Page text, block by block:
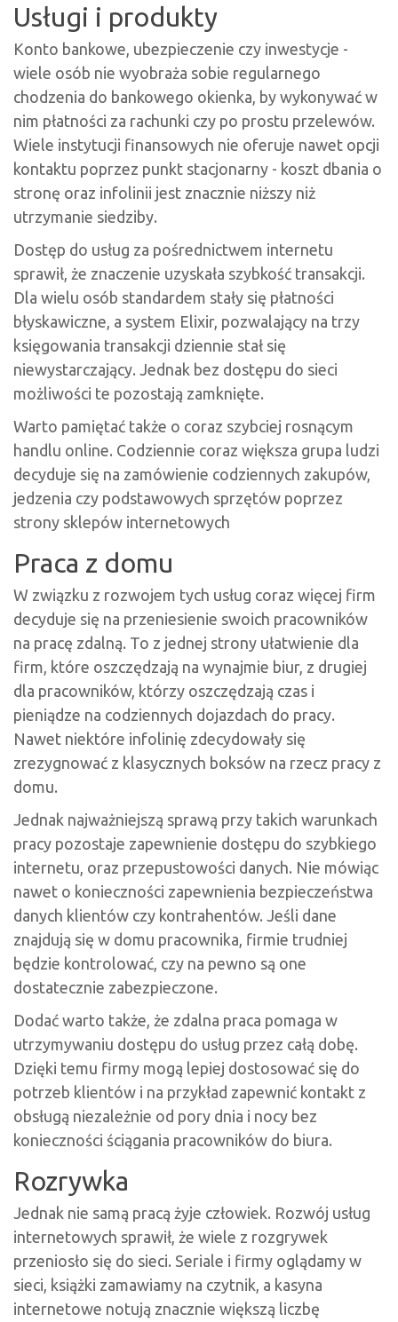
Usługi i produkty
Konto bankowe, ubezpieczenie czy inwestycje -
wiele osób nie wyobraża sobie regularnego
chodzenia do bankowego okienka, by wykonywać w
nim płatności za rachunki czy po prostu przelewów.
Wiele instytucji finansowych nie oferuje nawet opcji
kontaktu poprzez punkt stacjonarny - koszt dbania o
stronę oraz infolinii jest znacznie niższy niż
utrzymanie siedziby.
Dostęp do usług za pośrednictwem internetu
sprawił, że znaczenie uzyskała szybkość transakcji.
Dla wielu osób standardem stały się płatności
błyskawiczne, a system Elixir, pozwalający na trzy
księgowania transakcji dziennie stał się
niewystarczający. Jednak bez dostępu do sieci
możliwości te pozostają zamknięte.
Warto pamiętać także o coraz szybciej rosnącym
handlu online. Codziennie coraz większa grupa ludzi
decyduje się na zamówienie codziennych zakupów,
jedzenia czy podstawowych sprzętów poprzez
strony sklepów internetowych
Praca z domu
W związku z rozwojem tych usług coraz więcej firm
decyduje się na przeniesienie swoich pracowników
na pracę zdalną. To z jednej strony ułatwienie dla
firm, które oszczędzają na wynajmie biur, z drugiej
dla pracowników, którzy oszczędzają czas i
pieniądze na codziennych dojazdach do pracy.
Nawet niektóre infolinię zdecydowały się
zrezygnować z klasycznych boksów na rzecz pracy z
domu.
Jednak najważniejszą sprawą przy takich warunkach
pracy pozostaje zapewnienie dostępu do szybkiego
internetu, oraz przepustowości danych. Nie mówiąc
nawet o konieczności zapewnienia bezpieczeństwa
danych klientów czy kontrahentów. Jeśli dane
znajdują się w domu pracownika, firmie trudniej
będzie kontrolować, czy na pewno są one
dostatecznie zabezpieczone.
Dodać warto także, że zdalna praca pomaga w
utrzymywaniu dostępu do usług przez całą dobę.
Dzięki temu firmy mogą lepiej dostosować się do
potrzeb klientów i na przykład zapewnić kontakt z
obsługą niezależnie od pory dnia i nocy bez
konieczności ściągania pracowników do biura.
Rozrywka
Jednak nie samą pracą żyje człowiek. Rozwój usług
internetowych sprawił, że wiele z rozgrywek
przeniosło się do sieci. Seriale i firmy oglądamy w
sieci, książki zamawiamy na czytnik, a kasyna
internetowe notują znacznie większą liczbę